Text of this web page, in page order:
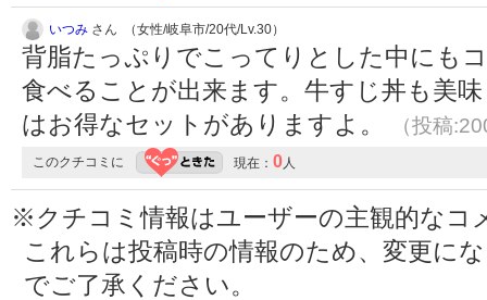
いつみ さん （女性/岐阜市/20代/Lv.30）
背脂たっぷりでこってりとした中にも
食べることが出来ます。牛すじ丼も美
はお得なセットがありますよ。
（投稿
このクチコミに 現在： 0人
※クチコミ情報はユーザーの主観的なコ
これらは投稿時の情報のため、変更に
でご了承ください。